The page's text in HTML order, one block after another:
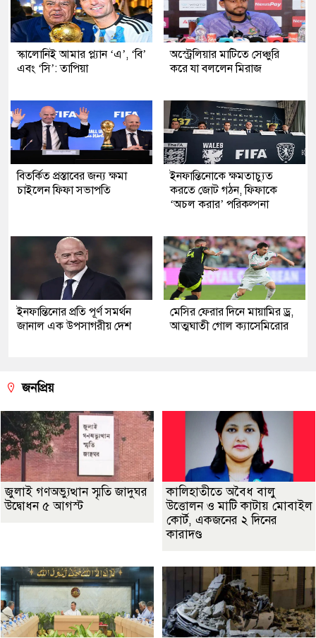
স্কালোনিই আমার প্ল্যান ‘এ’, ‘বি’
এবং ‘সি’: তাপিয়া
অস্ট্রেলিয়ার মাটিতে সেঞ্চুরি
করে যা বললেন মিরাজ
বিতর্কিত প্রস্তাবের জন্য ক্ষমা
চাইলেন ফিফা সভাপতি
ইনফান্তিনোকে ক্ষমতাচ্যুত
করতে জোট গঠন, ফিফাকে
‘অচল করার’ পরিকল্পনা
ইনফান্তিনোর প্রতি পূর্ণ সমর্থন
জানাল এক উপসাগরীয় দেশ
মেসির ফেরার দিনে মায়ামির ড্র,
আত্মঘাতী গোল ক্যাসেমিরোর
জনপ্রিয়
জুলাই গণঅভ্যুত্থান স্মৃতি জাদুঘর
উদ্বোধন ৫ আগস্ট
কালিহাতীতে অবৈধ বালু
উত্তোলন ও মাটি কাটায় মোবাইল
কোর্ট, একজনের ২ দিনের
কারাদণ্ড